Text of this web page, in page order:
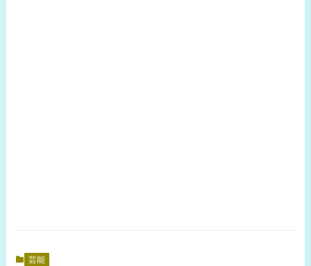
芸能